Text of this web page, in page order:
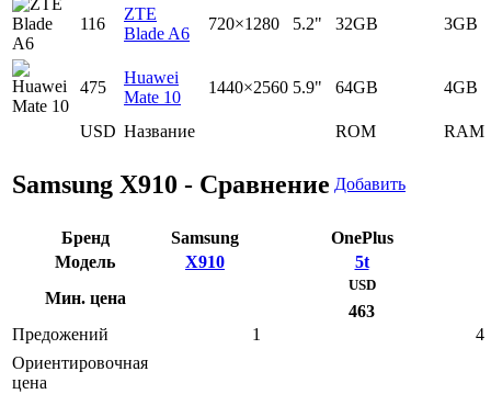
USD Название ROM RAM
116
ZTE
Blade A6
720×1280 5.2" 32GB 3GB
475
Huawei
Mate 10
1440×2560 5.9" 64GB 4GB
Samsung X910 - Сравнение Добавить
Бренд Samsung
OnePlus
Модель
X910
5t
Мин. цена
USD
463
Предожений
1
4
Ориентировочная
цена